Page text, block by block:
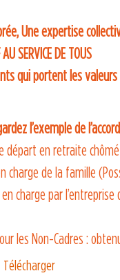
Une expertise
AU SERVICE DE TOUS
portent les valeurs de
l’exemple de
départ en retraite chômé
charge de la famille
charge par
les Non-Cadres :
Télécharger